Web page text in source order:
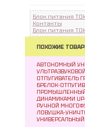
Блок питания
Контакты
Блок питания
ПОХОЖИЕ
АВТОНОМНЫЙ
ОТПУГИВАТЕЛЬ
БРЕЛОК-
ПРОМЫШЛЕННЫЙ
ДИНАМИКАМИ UP-
РУЧНОЙ
ЛОВУШКА-
УНИВЕРСАЛЬНЫЙ